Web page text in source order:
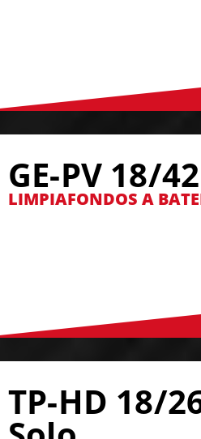
GE-PV 18/
LIMPIAFONDOS A
TP-HD 18/